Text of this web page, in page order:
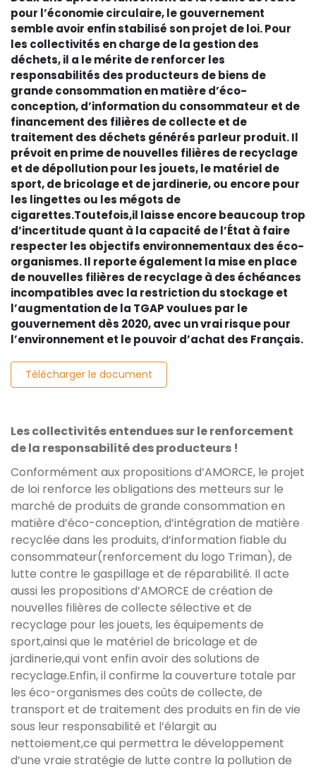
pour l’économie circulaire, le gouvernement
semble avoir enfin stabilisé son projet de loi. Pour
les collectivités en charge de la gestion des
déchets, il a le mérite de renforcer les
responsabilités des producteurs de biens de
grande consommation en matière d’éco-
conception, d’information du consommateur et de
financement des filières de collecte et de
traitement des déchets générés parleur produit. Il
prévoit en prime de nouvelles filières de recyclage
et de dépollution pour les jouets, le matériel de
sport, de bricolage et de jardinerie, ou encore pour
les lingettes ou les mégots de
cigarettes.Toutefois,il laisse encore beaucoup trop
d’incertitude quant à la capacité de l’État à faire
respecter les objectifs environnementaux des éco-
organismes. Il reporte également la mise en place
de nouvelles filières de recyclage à des échéances
incompatibles avec la restriction du stockage et
l’augmentation de la TGAP voulues par le
gouvernement dès 2020, avec un vrai risque pour
l’environnement et le pouvoir d’achat des Français.
Télécharger le document
Les collectivités entendues sur le renforcement
de la responsabilité des producteurs !
Conformément aux propositions d’AMORCE, le projet
de loi renforce les obligations des metteurs sur le
marché de produits de grande consommation en
matière d’éco-conception, d’intégration de matière
recyclée dans les produits, d’information fiable du
consommateur(renforcement du logo Triman), de
lutte contre le gaspillage et de réparabilité. Il acte
aussi les propositions d’AMORCE de création de
nouvelles filières de collecte sélective et de
recyclage pour les jouets, les équipements de
sport,ainsi que le matériel de bricolage et de
jardinerie,qui vont enfin avoir des solutions de
recyclage.Enfin, il confirme la couverture totale par
les éco-organismes des coûts de collecte, de
transport et de traitement des produits en fin de vie
sous leur responsabilité et l’élargit au
nettoiement,ce qui permettra le développement
d’une vraie stratégie de lutte contre la pollution de